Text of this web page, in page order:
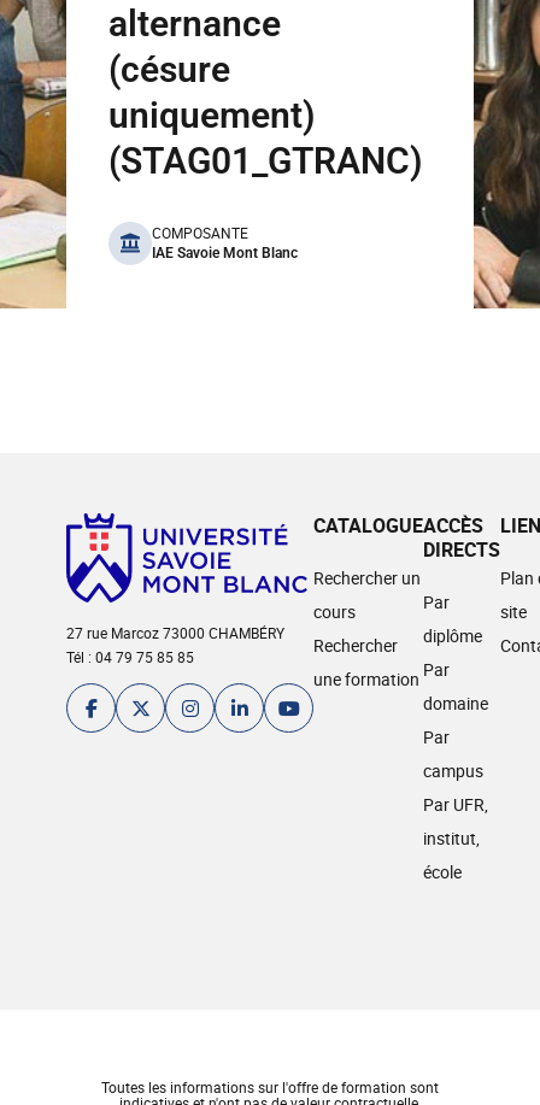
alternance
(césure
uniquement)
(STAG01_GTRANC)
benefits
COMPOSANTE
IAE Savoie Mont Blanc
27 rue Marcoz 73000 CHAMBÉRY
Tél : 04 79 75 85 85
CATALOGUE
Rechercher un
cours
Rechercher
une formation
ACCÈS
DIRECTS
Par
diplôme
Par
domaine
Par
campus
Par UFR,
institut,
école
Plan
site
Toutes les informations sur l'offre de formation sont